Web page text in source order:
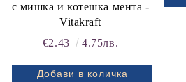
с мишка и котешка мента -
Vitakraft
€2.43
4.75лв.